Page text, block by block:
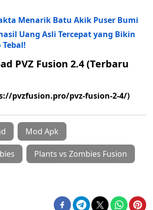
Menarik Batu Akik Puser Bumi
Uang Asli Tercepat yang Bikin
PVZ Fusion 2.4 (Terbaru
pvzfusion.pro/pvz-fusion-2-4/)
Mod Apk
Plants vs Zombies Fusion